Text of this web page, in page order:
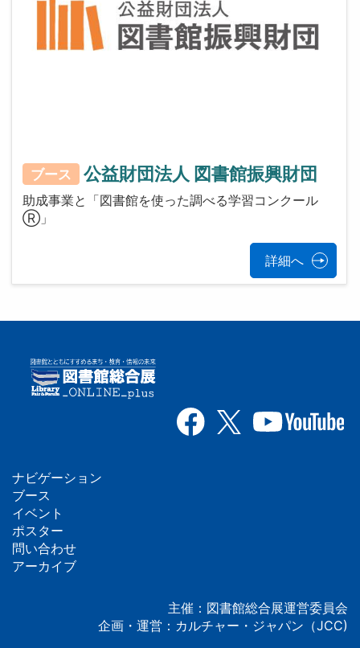
ブース 公益財団法人 図書館振興財団
助成事業と「図書館を使った調べる学習コンクール
Ⓡ」
詳細へ
フ
ッ
タ
ナビゲーション
ブース
イベント
ポスター
問い合わせ
アーカイブ
主催：図書館総合展運営委員会
企画・運営：カルチャー・ジャパン（JCC)